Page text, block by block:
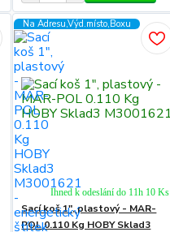
Na Adresu,Výd.místo,Boxu
Sací koš 1", plastový - MAR-
POL 0.110 Kg HOBY Sklad3
Ihned k odeslání do 11h 10 Ks